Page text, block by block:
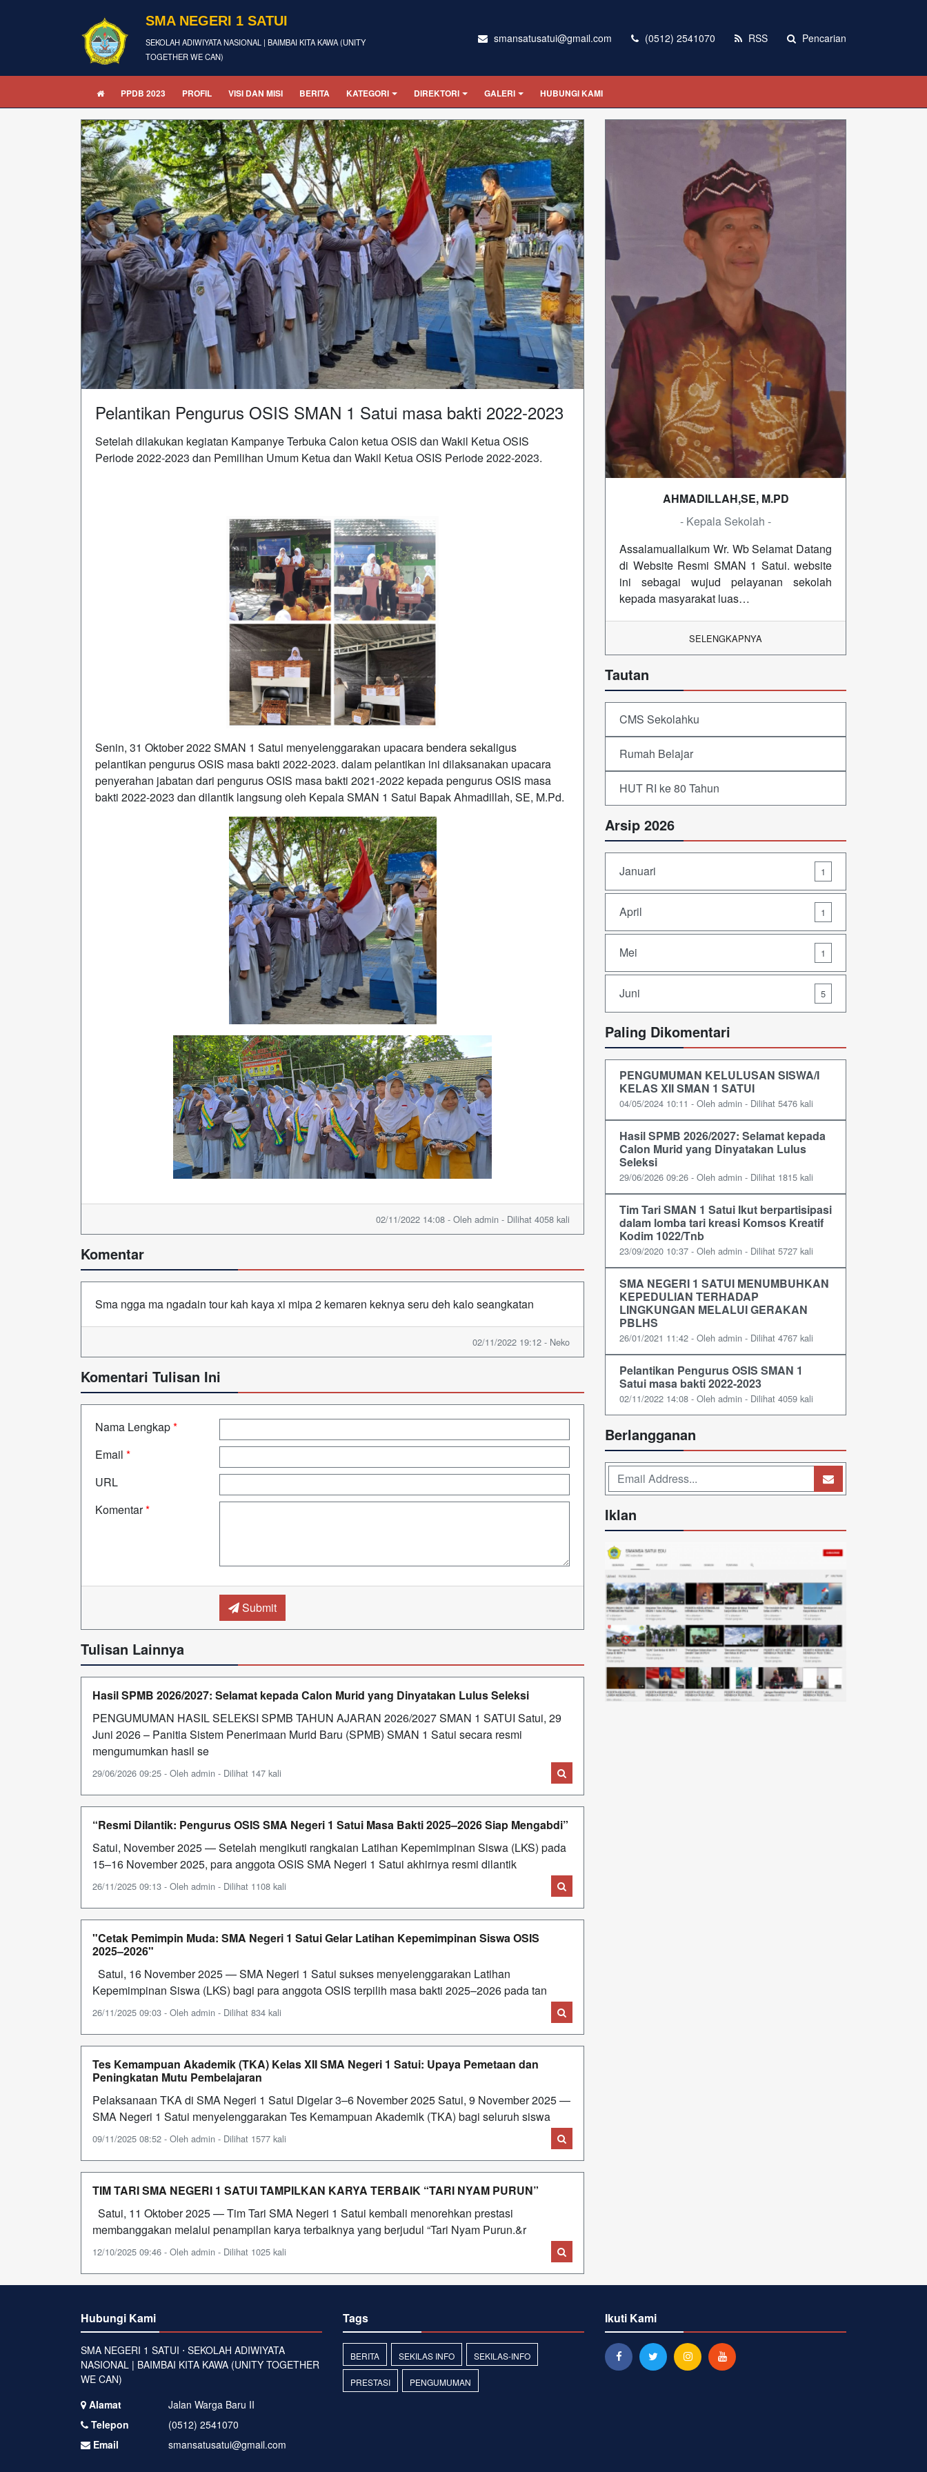
SMA NEGERI 1 SATUI
SEKOLAH ADIWIYATA NASIONAL | BAIMBAI KITA KAWA (UNITY
TOGETHER WE CAN)
smansatusatui@gmail.com (0512) 2541070 RSS Pencarian
PPDB 2023 PROFIL VISI DAN MISI BERITA KATEGORI DIREKTORI GALERI HUBUNGI KAMI
Pelantikan Pengurus OSIS SMAN 1 Satui masa bakti 2022-2023
Setelah dilakukan kegiatan Kampanye Terbuka Calon ketua OSIS dan Wakil Ketua OSIS
Periode 2022-2023 dan Pemilihan Umum Ketua dan Wakil Ketua OSIS Periode 2022-2023.
Senin, 31 Oktober 2022 SMAN 1 Satui menyelenggarakan upacara bendera sekaligus
pelantikan pengurus OSIS masa bakti 2022-2023. dalam pelantikan ini dilaksanakan upacara
penyerahan jabatan dari pengurus OSIS masa bakti 2021-2022 kepada pengurus OSIS masa
bakti 2022-2023 dan dilantik langsung oleh Kepala SMAN 1 Satui Bapak Ahmadillah, SE, M.Pd.
02/11/2022 14:08 - Oleh admin - Dilihat 4058 kali
Komentar
Sma ngga ma ngadain tour kah kaya xi mipa 2 kemaren keknya seru deh kalo seangkatan
02/11/2022 19:12 - Neko
Komentari Tulisan Ini
Nama Lengkap*
Email *
URL
Komentar*
Submit
Tulisan Lainnya
Hasil SPMB 2026/2027: Selamat kepada Calon Murid yang Dinyatakan Lulus Seleksi
PENGUMUMAN HASIL SELEKSI SPMB TAHUN AJARAN 2026/2027 SMAN 1 SATUI Satui, 29
Juni 2026 – Panitia Sistem Penerimaan Murid Baru (SPMB) SMAN 1 Satui secara resmi
mengumumkan hasil se
29/06/2026 09:25 - Oleh admin - Dilihat 147 kali
“Resmi Dilantik: Pengurus OSIS SMA Negeri 1 Satui Masa Bakti 2025–2026 Siap Mengabdi”
Satui, November 2025 — Setelah mengikuti rangkaian Latihan Kepemimpinan Siswa (LKS) pada
15–16 November 2025, para anggota OSIS SMA Negeri 1 Satui akhirnya resmi dilantik
26/11/2025 09:13 - Oleh admin - Dilihat 1108 kali
"Cetak Pemimpin Muda: SMA Negeri 1 Satui Gelar Latihan Kepemimpinan Siswa OSIS
2025–2026"
Satui, 16 November 2025 — SMA Negeri 1 Satui sukses menyelenggarakan Latihan
Kepemimpinan Siswa (LKS) bagi para anggota OSIS terpilih masa bakti 2025–2026 pada tan
26/11/2025 09:03 - Oleh admin - Dilihat 834 kali
Tes Kemampuan Akademik (TKA) Kelas XII SMA Negeri 1 Satui: Upaya Pemetaan dan
Peningkatan Mutu Pembelajaran
Pelaksanaan TKA di SMA Negeri 1 Satui Digelar 3–6 November 2025 Satui, 9 November 2025 —
SMA Negeri 1 Satui menyelenggarakan Tes Kemampuan Akademik (TKA) bagi seluruh siswa
09/11/2025 08:52 - Oleh admin - Dilihat 1577 kali
TIM TARI SMA NEGERI 1 SATUI TAMPILKAN KARYA TERBAIK “TARI NYAM PURUN”
Satui, 11 Oktober 2025 — Tim Tari SMA Negeri 1 Satui kembali menorehkan prestasi
membanggakan melalui penampilan karya terbaiknya yang berjudul “Tari Nyam Purun.&r
12/10/2025 09:46 - Oleh admin - Dilihat 1025 kali
AHMADILLAH,SE, M.PD
- Kepala Sekolah -
Assalamuallaikum Wr. Wb Selamat Datang
di Website Resmi SMAN 1 Satui. website
ini sebagai wujud pelayanan sekolah
kepada masyarakat luas…
SELENGKAPNYA
Tautan
CMS Sekolahku
Rumah Belajar
HUT RI ke 80 Tahun
Arsip 2026
Januari 1
April 1
Mei 1
Juni 5
Paling Dikomentari
PENGUMUMAN KELULUSAN SISWA/I
KELAS XII SMAN 1 SATUI
04/05/2024 10:11 - Oleh admin - Dilihat 5476 kali
Hasil SPMB 2026/2027: Selamat kepada
Calon Murid yang Dinyatakan Lulus
Seleksi
29/06/2026 09:26 - Oleh admin - Dilihat 1815 kali
Tim Tari SMAN 1 Satui Ikut berpartisipasi
dalam lomba tari kreasi Komsos Kreatif
Kodim 1022/Tnb
23/09/2020 10:37 - Oleh admin - Dilihat 5727 kali
SMA NEGERI 1 SATUI MENUMBUHKAN
KEPEDULIAN TERHADAP
LINGKUNGAN MELALUI GERAKAN
PBLHS
26/01/2021 11:42 - Oleh admin - Dilihat 4767 kali
Pelantikan Pengurus OSIS SMAN 1
Satui masa bakti 2022-2023
02/11/2022 14:08 - Oleh admin - Dilihat 4059 kali
Berlangganan
Iklan
Hubungi Kami
SMA NEGERI 1 SATUI ⋅ SEKOLAH ADIWIYATA
NASIONAL | BAIMBAI KITA KAWA (UNITY TOGETHER
WE CAN)
Alamat
Jalan Warga Baru II
Telepon
(0512) 2541070
Email
smansatusatui@gmail.com
Tags
BERITA SEKILAS INFO SEKILAS-INFO
PRESTASI PENGUMUMAN
Ikuti Kami